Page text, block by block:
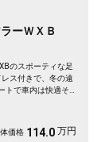
ーＷＸＢ
のスポーティな足
ス付きで、冬の遠
トで車内は快適そ
1年保証付》👍
価格 114.0 万円